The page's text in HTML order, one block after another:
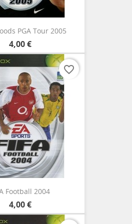
PGA Tour 2005
4,00 €
Football 2004
4,00 €
favorite_border